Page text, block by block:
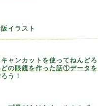
イラスト
キャンカットを使ってねんどろ
どの眼鏡を作った話①データを
ろう！